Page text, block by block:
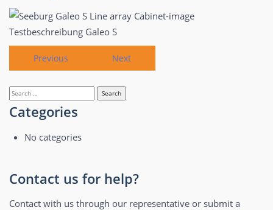
Testbeschreibung Galeo S
Previous Next
Search
for:
Categories
No categories
Contact us for help?
Contact with us through our representative or submit a